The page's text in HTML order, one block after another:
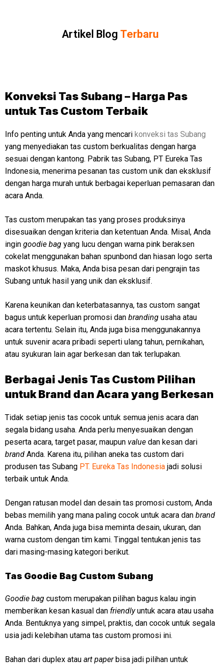
Artikel Blog Terbaru
Konveksi Tas Subang – Harga Pas
untuk Tas Custom Terbaik
Info penting untuk Anda yang mencari konveksi tas Subang
yang menyediakan tas custom berkualitas dengan harga
sesuai dengan kantong. Pabrik tas Subang, PT Eureka Tas
Indonesia, menerima pesanan tas custom unik dan eksklusif
dengan harga murah untuk berbagai keperluan pemasaran dan
acara Anda.
Tas custom merupakan tas yang proses produksinya
disesuaikan dengan kriteria dan ketentuan Anda. Misal, Anda
ingin goodie bag yang lucu dengan warna pink beraksen
cokelat menggunakan bahan spunbond dan hiasan logo serta
maskot khusus. Maka, Anda bisa pesan dari pengrajin tas
Subang untuk hasil yang unik dan eksklusif.
Karena keunikan dan keterbatasannya, tas custom sangat
bagus untuk keperluan promosi dan branding usaha atau
acara tertentu. Selain itu, Anda juga bisa menggunakannya
untuk suvenir acara pribadi seperti ulang tahun, pernikahan,
atau syukuran lain agar berkesan dan tak terlupakan.
Berbagai Jenis Tas Custom Pilihan
untuk Brand dan Acara yang Berkesan
Tidak setiap jenis tas cocok untuk semua jenis acara dan
segala bidang usaha. Anda perlu menyesuaikan dengan
peserta acara, target pasar, maupun value dan kesan dari
brand Anda. Karena itu, pilihan aneka tas custom dari
produsen tas Subang PT. Eureka Tas Indonesia jadi solusi
terbaik untuk Anda.
Dengan ratusan model dan desain tas promosi custom, Anda
bebas memilih yang mana paling cocok untuk acara dan brand
Anda. Bahkan, Anda juga bisa meminta desain, ukuran, dan
warna custom dengan tim kami. Tinggal tentukan jenis tas
dari masing-masing kategori berikut.
Tas Goodie Bag Custom Subang
Goodie bag custom merupakan pilihan bagus kalau ingin
memberikan kesan kasual dan friendlyuntuk acara atau usaha
Anda. Bentuknya yang simpel, praktis, dan cocok untuk segala
usia jadi kelebihan utama tas custom promosi ini.
Bahan dari duplex atau art paperbisa jadi pilihan untuk